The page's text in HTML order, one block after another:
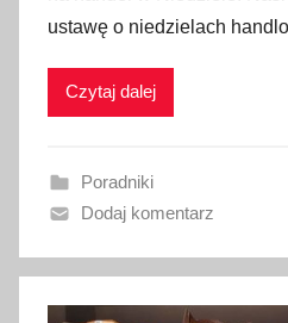
l
i
a
n
1
3
ustawę o niedzielach
Czytaj dalej
Poradniki
Dodaj komentarz